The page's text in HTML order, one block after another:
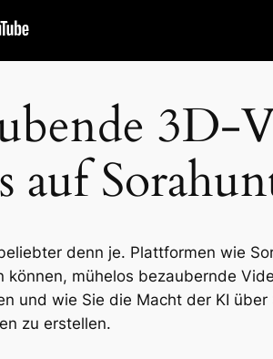
3D-
denn je. Plattformen wie
mühelos bezaubernde
und wie Sie die Macht der KI
zu erstellen.